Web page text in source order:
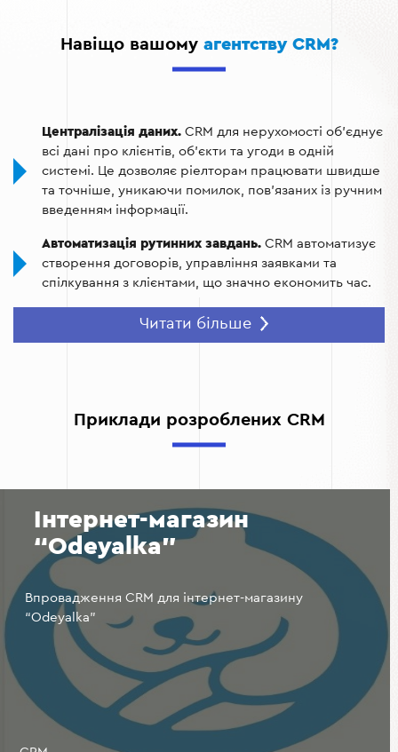
можливість аналізувати активність клієнтів,
ефективність ріелторів і попит на об'єкти.
забезпечуючи персоналізований підхід.
Оптимізація маркетингових кампаній:CRM дозволяє
налаштовувати автоматичні розсилки, створювати
персоналізовані пропозиції та аналізувати їхню
ефективність.
Навіщо вашомуагентству CRM?
Централізація даних. CRM для нерухомості об'єднує
всі дані про клієнтів, об'єкти та угоди в одній
системі. Це дозволяє ріелторам працювати швидше
та точніше, уникаючи помилок, пов'язаних із ручним
введенням інформації.
Автоматизація рутинних завдань. CRM автоматизує
створення договорів, управління заявками та
спілкування з клієнтами, що значно економить час.
Персоналізація обслуговування. Система дозволяє
CRM допомагає агентствам
аналізувати ефективність роботи команди, об'єктів
нерухомості та маркетингових кампаній, що
Читати більше
Приклади розроблених CRM
Інтернет-магазин
“Odeyalka”
Впровадження CRM для інтернет-магазину
“Odeyalka”